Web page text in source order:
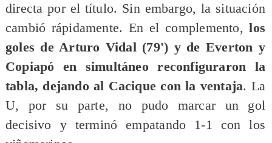
directa por el título. Sin embargo, la situación
cambió rápidamente. En el complemento, los
goles de Arturo Vidal (79') y de Everton y
Copiapó en simultáneo reconfiguraron la
tabla, dejando al Cacique con la ventaja. La
U, por su parte, no pudo marcar un gol
decisivo y terminó empatando 1-1 con los